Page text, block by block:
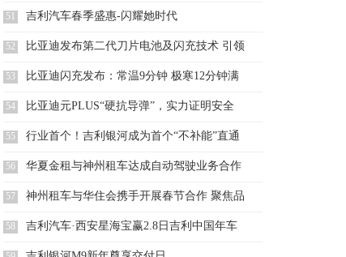
走，租期
51 吉利汽车春季盛惠-闪耀她时代
52
比亚迪发布第二代刀片电池及闪充技术 引领
新能源
53
比亚迪闪充发布：常温9分钟 极寒12分钟满
电
54
比亚迪元PLUS“硬抗导弹”，实力证明安全
性首
55
行业首个！吉利银河成为首个“不补能”直通
北冰洋
56
华夏金租与神州租车达成自动驾驶业务合作
协议 赋
57
神州租车与华住会携手开展春节合作 聚焦品
质出行
58
吉利汽车·西安星海宝赢2.8日吉利中国年车
展活